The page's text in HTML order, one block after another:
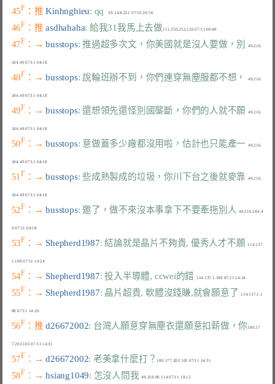
45F ：推 Kinhnghieu: qq
    39.14.8.251 07/10 20:56
46F ：推 asdhahaha: 給我31我馬上去做
47F ：→ busstops: 推過超多次文，你美國就是沒人要做，別
  49.216.
184.49 07/11 04:18
48F ：→ busstops: 說輪班辦不到，你們連穿無塵服都不想，
  49.216.
184.49 07/11 04:18
49F ：→ busstops: 還想領先還怪別國壟斷，你們的人就不願
  49.216.
184.49 07/11 04:18
50F ：→ busstops: 意做蓋多少廠都沒用啦，估計也只能產一
  49.216.
184.49 07/11 04:18
51F ：→ busstops: 些成熟製成的垃圾，你川下台之後就麥靠
  49.216.
184.49 07/11 04:18
52F ：→ busstops: 邀了，做不來沒本事拿下不要牽拖別人
  49.216.184.4
9 07/11 04:18
53F ：→ Shepherd1987: 結論就是晶片不夠貴, 優秀人才不願
  114.137.
1.188 07/11 14:24
54F ：→ Shepherd1987: 投入半導體, ccwei的錯
55F ：→ Shepherd1987: 晶片超貴, 軟體沒錢賺,就會願意了
  114.137.1.1
88 07/11 14:26
56F ：推 d26672002: 台灣人願意穿無塵衣還願意扣薪做，你 180.17
57F ：→ d26672002: 老美拿什麼打？
58F ：→ hsiang1049: 怎沒人問我